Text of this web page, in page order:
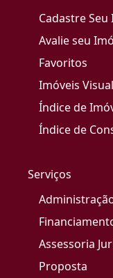
Cadastre Seu
Avalie seu
Favoritos
Imóveis
Índice de
Índice de
Serviços
Assessoria
Proposta